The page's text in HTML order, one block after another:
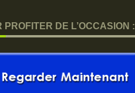
PROFITER DE L’OCCASION :